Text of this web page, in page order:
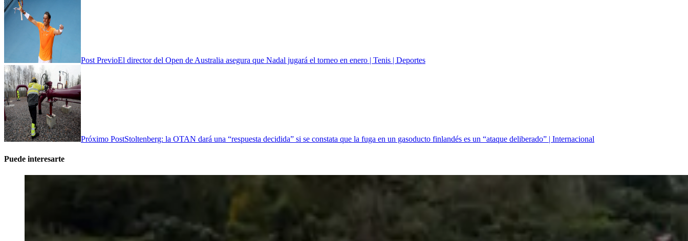
Post PrevioEl director del Open de Australia asegura que Nadal jugará el torneo en enero | Tenis | Deportes
Próximo PostStoltenberg: la OTAN dará una “respuesta decidida” si se constata que la fuga en un gasoducto finlandés es un “ataque deliberado” | Internacional
Puede interesarte